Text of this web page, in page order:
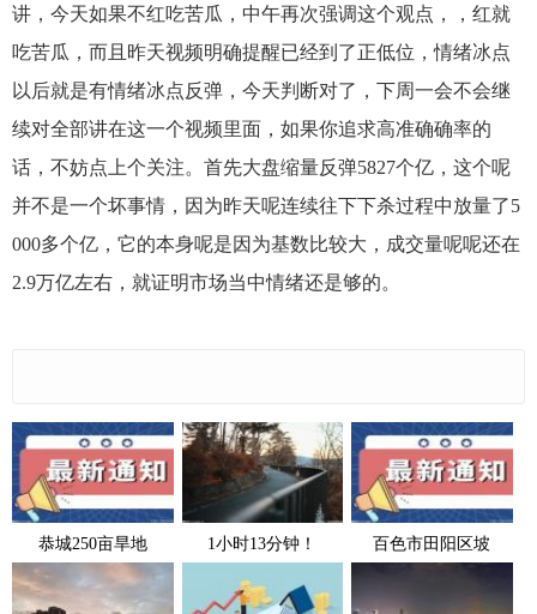
讲，今天如果不红吃苦瓜，中午再次强调这个观点，，红就
吃苦瓜，而且昨天视频明确提醒已经到了正低位，情绪冰点
以后就是有情绪冰点反弹，今天判断对了，下周一会不会继
续对全部讲在这一个视频里面，如果你追求高准确确率的
话，不妨点上个关注。首先大盘缩量反弹5827个亿，这个呢
并不是一个坏事情，因为昨天呢连续往下下杀过程中放量了5
000多个亿，它的本身呢是因为基数比较大，成交量呢呢还在
2.9万亿左右，就证明市场当中情绪还是够的。
恭城250亩旱地 1小时13分钟！ 百色市田阳区坡